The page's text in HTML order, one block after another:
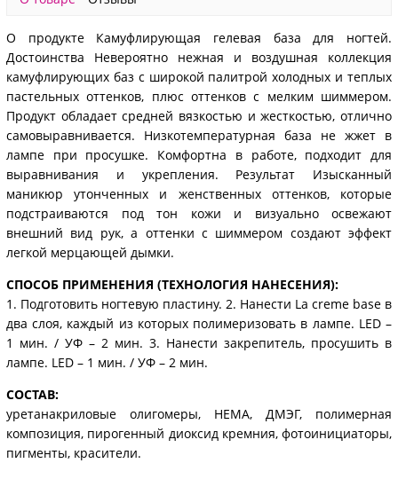
О продукте Камуфлирующая гелевая база для ногтей.
Достоинства Невероятно нежная и воздушная коллекция
камуфлирующих баз с широкой палитрой холодных и теплых
пастельных оттенков, плюс оттенков с мелким шиммером.
Продукт обладает средней вязкостью и жесткостью, отлично
самовыравнивается. Низкотемпературная база не жжет в
лампе при просушке. Комфортна в работе, подходит для
выравнивания и укрепления. Результат Изысканный
маникюр утонченных и женственных оттенков, которые
подстраиваются под тон кожи и визуально освежают
внешний вид рук, а оттенки с шиммером создают эффект
легкой мерцающей дымки.
СПОСОБ ПРИМЕНЕНИЯ (ТЕХНОЛОГИЯ НАНЕСЕНИЯ):
1. Подготовить ногтевую пластину. 2. Нанести La creme base в
два слоя, каждый из которых полимеризовать в лампе. LED –
1 мин. / УФ – 2 мин. 3. Нанести закрепитель, просушить в
лампе. LED – 1 мин. / УФ – 2 мин.
СОСТАВ:
уретанакриловые олигомеры, НЕМА, ДМЭГ, полимерная
композиция, пирогенный диоксид кремния, фотоинициаторы,
пигменты, красители.